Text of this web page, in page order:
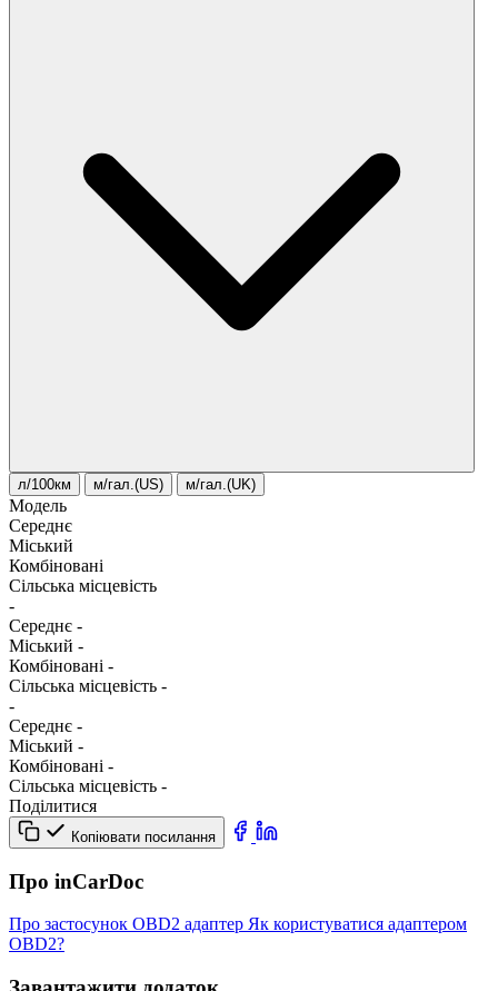
л/100км м/гал.(US) м/гал.(UK)
Модель
Середнє
Міський
Комбіновані
Сільська місцевість
-
Середнє -
Міський -
Комбіновані -
Сільська місцевість -
-
Середнє -
Міський -
Комбіновані -
Сільська місцевість -
Поділитися
Копіювати посилання
Про inCarDoc
Про застосунок OBD2 адаптер Як користуватися адаптером
OBD2?